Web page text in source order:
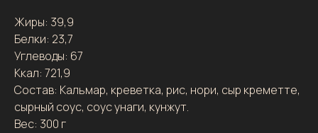
Жиры: 39,9
Белки: 23,7
Углеводы: 67
Ккал: 721,9
Состав: Кальмар, креветка, рис, нори, сыр креметте,
сырный соус, соус унаги, кунжут.
Вес: 300 г